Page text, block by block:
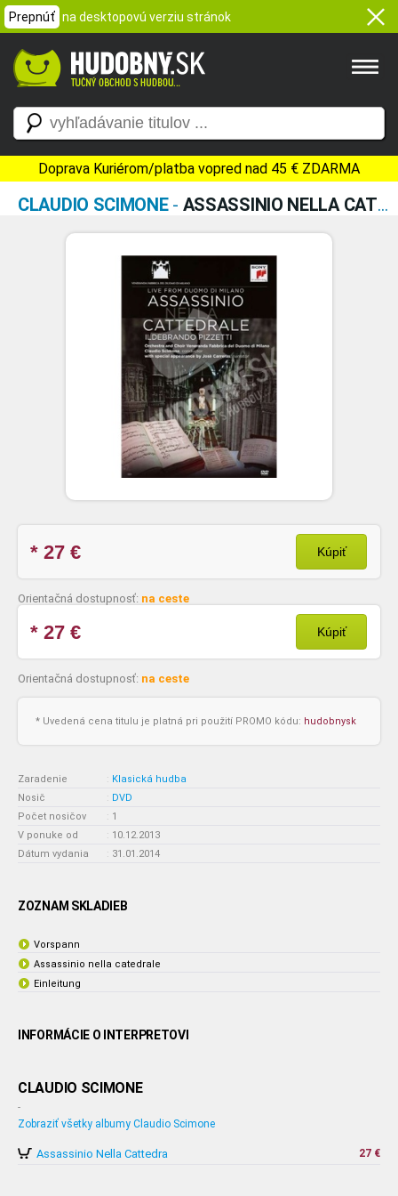
Prepnúť na desktopovú verziu stránok
Doprava Kuriérom/platba vopred nad 45 € ZDARMA
CLAUDIO SCIMONE- ASSASSINIO NELLA CATTEDRA
* 27 € Kúpiť
Orientačná dostupnosť: na ceste
* 27 € Kúpiť
Orientačná dostupnosť: na ceste
* Uvedená cena titulu je platná pri použití PROMO kódu: hudobnysk
Zaradenie : Klasická hudba
Nosič
: DVD
Počet nosičov
: 1
V ponuke od
: 10.12.2013
Dátum vydania
: 31.01.2014
ZOZNAM SKLADIEB
Vorspann
Assassinio nella catedrale
Einleitung
INFORMÁCIE O INTERPRETOVI
CLAUDIO SCIMONE
-
Zobraziť všetky albumy Claudio Scimone
Assassinio Nella Cattedra 27 €